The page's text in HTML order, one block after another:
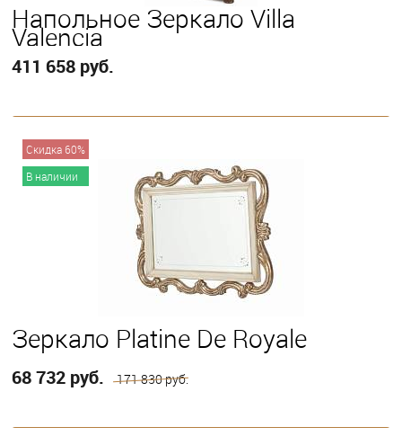
Напольное Зеркало Villa
Valencia
411 658 руб.
Скидка 60%
В наличии
Зеркало Platine De Royale
68 732 руб. 171 830 руб.